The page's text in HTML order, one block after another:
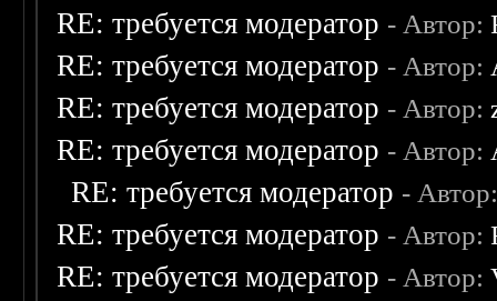
RE: требуется модератор - Автор:
RE: требуется модератор - Автор:
RE: требуется модератор - Автор:
RE: требуется модератор - Автор:
RE: требуется модератор -
RE: требуется модератор - Автор:
RE: требуется модератор - Автор: